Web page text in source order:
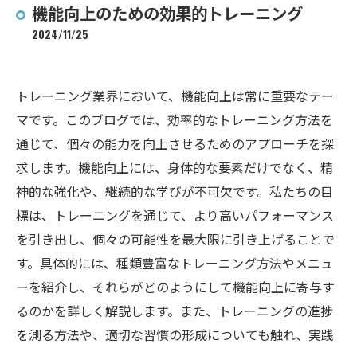
機能向上のための効果的トレーニング
2024/11/25
トレーニング業界において、機能向上は常に重要なテー
マです。このブログでは、効率的なトレーニング方法を
通じて、個々の能力を向上させるためのアプローチを探
求します。機能向上には、身体的な要素だけでなく、精
神的な強化や、継続的な学びが不可欠です。私たちの目
標は、トレーニングを通じて、より高いパフォーマンス
を引き出し、個々の可能性を最大限に引き上げることで
す。具体的には、種類豊富なトレーニング方法やメニュ
ーを紹介し、それらがどのようにして機能向上に寄与す
るのかを詳しく解説します。また、トレーニングの進捗
を測る方法や、適切な習慣の形成についても触れ、実践